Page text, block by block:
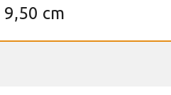
9,50 cm